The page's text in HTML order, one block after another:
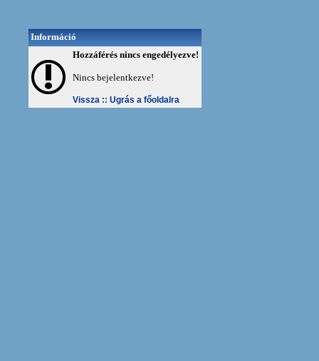
Információ
Hozzáférés nincs engedélyezve!
Nincs bejelentkezve!
Vissza :: Ugrás a főoldalra